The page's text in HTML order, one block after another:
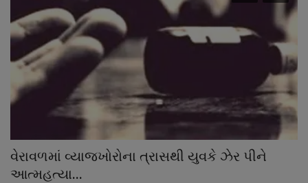
વેરાવળમાં વ્યાજખોરોના ત્રાસથી યુવકે ઝેર પીને
આત્મહત્યા...